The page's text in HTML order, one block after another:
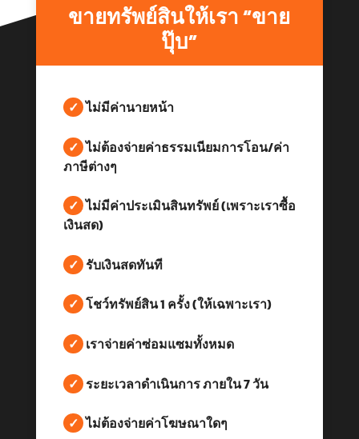
ขายทรัพย์สินให้เรา “ขาย
ปุ๊บ”
✓ ไม่มีค่านายหน้า
✓ ไม่ต้องจ่ายค่าธรรมเนียมการโอน/ค่า
ภาษีต่างๆ
✓ ไม่มีค่าประเมินสินทรัพย์ (เพราะเราซื้อ
เงินสด)
✓ รับเงินสดทันที
✓ โชว์ทรัพย์สิน 1 ครั้ง (ให้เฉพาะเรา)
✓ เราจ่ายค่าซ่อมแซมทั้งหมด
✓ ระยะเวลาดำเนินการ ภายใน 7 วัน
✓ ไม่ต้องจ่ายค่าโฆษณาใดๆ